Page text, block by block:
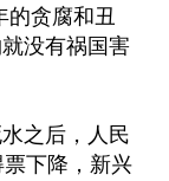
的贪腐和丑
没有祸国害
之后，人民
下降，新兴